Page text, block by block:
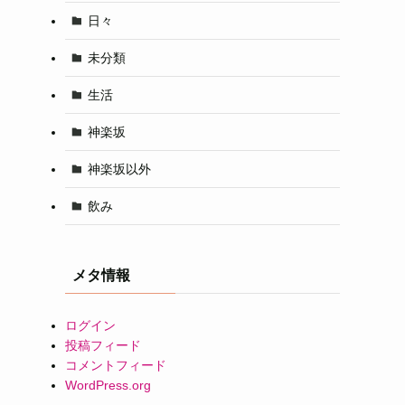
日々
未分類
生活
神楽坂
神楽坂以外
飲み
メタ情報
ログイン
投稿フィード
コメントフィード
WordPress.org